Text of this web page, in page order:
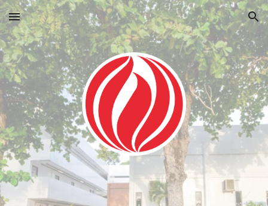
Skip to main content Skip to navigation